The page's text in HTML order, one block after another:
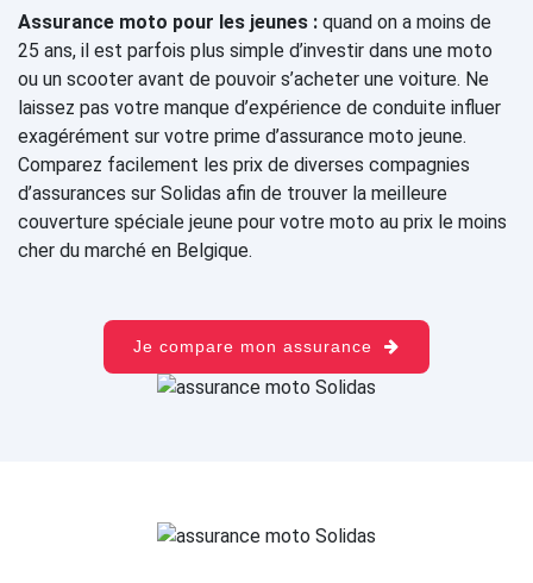
Assurance moto pour les jeunes : quand on a moins de
25 ans, il est parfois plus simple d’investir dans une moto
ou un scooter avant de pouvoir s’acheter une voiture. Ne
laissez pas votre manque d’expérience de conduite influer
exagérément sur votre prime d’assurance moto jeune.
Comparez facilement les prix de diverses compagnies
d’assurances sur Solidas afin de trouver la meilleure
couverture spéciale jeune pour votre moto au prix le moins
cher du marché en Belgique.
Je compare mon assurance